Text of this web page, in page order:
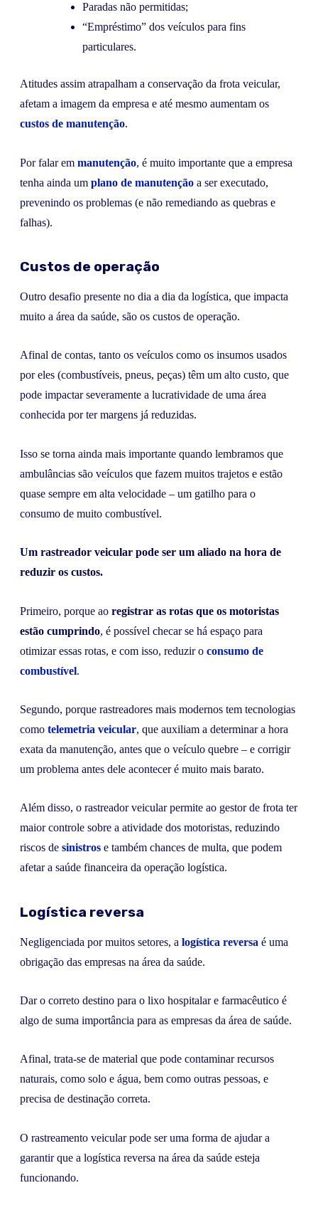
Paradas não permitidas;
“Empréstimo” dos veículos para fins
particulares.
Atitudes assim atrapalham a conservação da frota veicular,
afetam a imagem da empresa e até mesmo aumentam os
custos de manutenção.
Por falar em manutenção, é muito importante que a empresa
tenha ainda um plano de manutenção a ser executado,
prevenindo os problemas (e não remediando as quebras e
falhas).
Custos de operação
Outro desafio presente no dia a dia da logística, que impacta
muito a área da saúde, são os custos de operação.
Afinal de contas, tanto os veículos como os insumos usados
por eles (combustíveis, pneus, peças) têm um alto custo, que
pode impactar severamente a lucratividade de uma área
conhecida por ter margens já reduzidas.
Isso se torna ainda mais importante quando lembramos que
ambulâncias são veículos que fazem muitos trajetos e estão
quase sempre em alta velocidade – um gatilho para o
consumo de muito combustível.
Um rastreador veicular pode ser um aliado na hora de
reduzir os custos.
Primeiro, porque ao registrar as rotas que os motoristas
estão cumprindo, é possível checar se há espaço para
otimizar essas rotas, e com isso, reduzir o consumo de
combustível.
Segundo, porque rastreadores mais modernos tem tecnologias
como telemetria veicular, que auxiliam a determinar a hora
exata da manutenção, antes que o veículo quebre – e corrigir
um problema antes dele acontecer é muito mais barato.
Além disso, o rastreador veicular permite ao gestor de frota ter
maior controle sobre a atividade dos motoristas, reduzindo
riscos de sinistros e também chances de multa, que podem
afetar a saúde financeira da operação logística.
Logística reversa
Negligenciada por muitos setores, a logística reversa é uma
obrigação das empresas na área da saúde.
Dar o correto destino para o lixo hospitalar e farmacêutico é
algo de suma importância para as empresas da área de saúde.
Afinal, trata-se de material que pode contaminar recursos
naturais, como solo e água, bem como outras pessoas, e
precisa de destinação correta.
O rastreamento veicular pode ser uma forma de ajudar a
garantir que a logística reversa na área da saúde esteja
funcionando.